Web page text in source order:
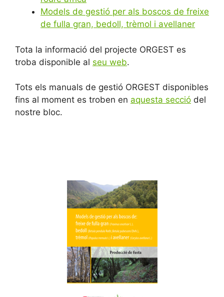
Models de gestió per als boscos de freixe
de fulla gran, bedoll, trèmol i avellaner
Tota la informació del projecte ORGEST es
troba disponible al seu web.
Tots els manuals de gestió ORGEST disponibles
fins al moment es troben en aquesta secció del
nostre bloc.